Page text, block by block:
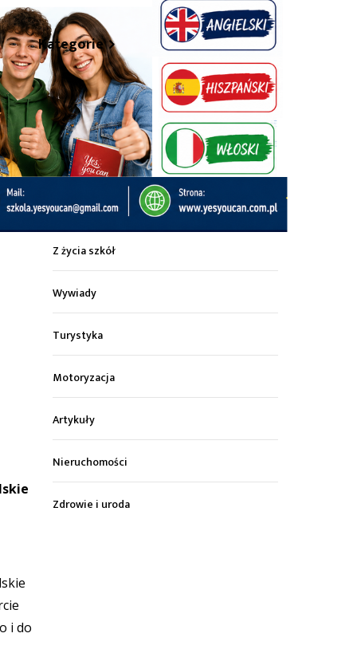
i do
Kategorie
Z życia miasta
Sport
Kultura
Wiadomości z regionu
Z życia szkół
Wywiady
Turystyka
Motoryzacja
Artykuły
Nieruchomości
Zdrowie i uroda